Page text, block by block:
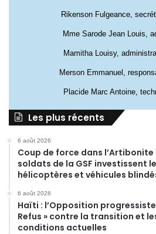
Rikenson Fulgeance,
Mme Sarode Jean Louis,
Mamitha Louisy,
Merson Emmanuel,
Placide Marc Antoine,
Les plus récents
6 août 2026
Coup de force dans
soldats de la GSF investissent
hélicoptères et véhicules
6 août 2026
Haïti : l’Opposition
Refus » contre la transition et
conditions actuelles